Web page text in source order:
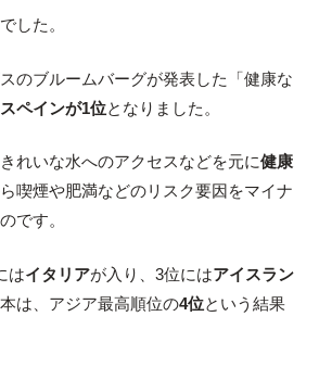
した。
のブルームバーグが発表した「健康な
スペインが1位となりました。
れいな水へのアクセスなどを元に健康
喫煙や肥満などのリスク要因をマイナ
です。
はイタリアが入り、3位にはアイスラン
は、アジア最高順位の4位という結果